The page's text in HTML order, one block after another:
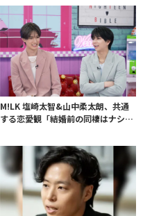
M!LK 塩崎太智&山中柔太朗、共通
する恋愛観「結婚前の同棲はナシ」